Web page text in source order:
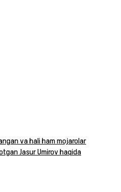
va hali ham mojarolar
Jasur Umirov haqida